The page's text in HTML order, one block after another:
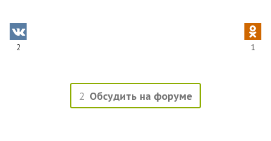
2 1
2 Обсудить на форуме